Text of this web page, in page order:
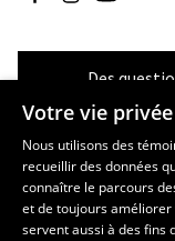
Des
Les écoles et la
École d’art
École supérieure
Votre vie
Nous utilisons des
recueillir des données
connaître le parcours
et de toujours améliorer
servent aussi à des fins